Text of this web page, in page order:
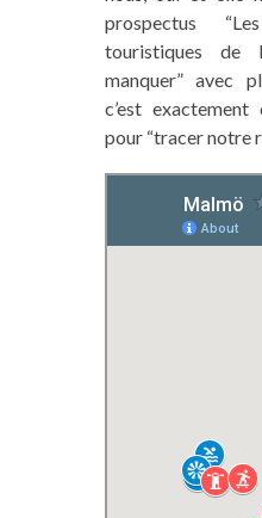
prospectus
touristiques
manquer” avec
c’est
pour “tracer notre